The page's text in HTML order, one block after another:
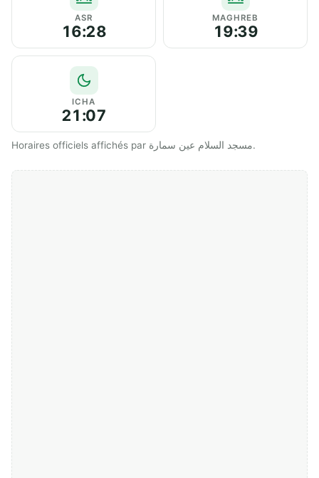
ASR
16:28
MAGHREB
19:39
ICHA
21:07
Horaires officiels affichés par مسجد السلام عين سمارة.